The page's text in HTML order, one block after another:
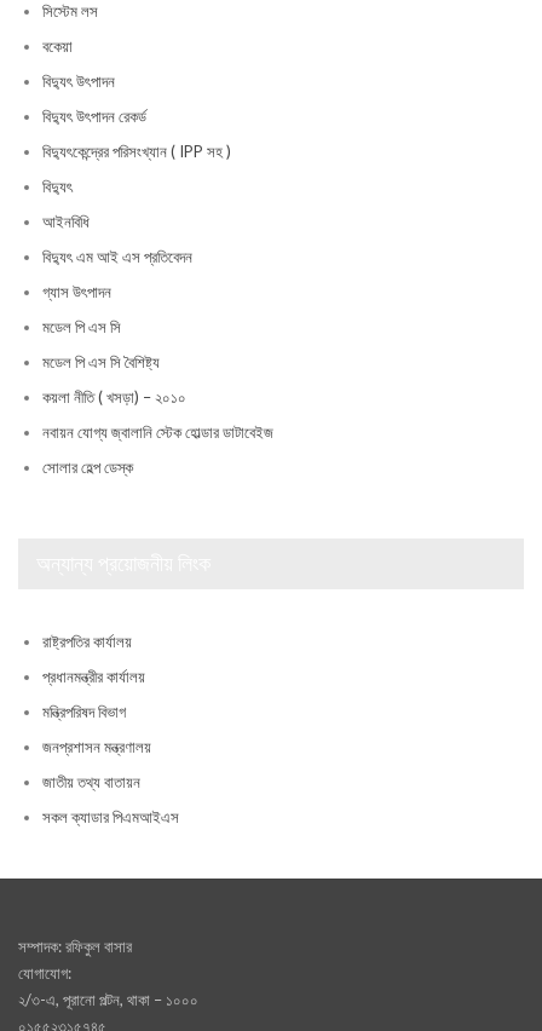
সিস্টেম লস
বকেয়া
বিদ্যুৎ উৎপাদন
বিদ্যুৎ উৎপাদন রেকর্ড
বিদ্যুৎকেন্দ্রের পরিসংখ্যান ( IPP সহ )
বিদ্যুৎ
আইনবিধি
বিদ্যুৎ এম আই এস প্রতিবেদন
গ্যাস উৎপাদন
মডেল পি এস সি
মডেল পি এস সি বৈশিষ্ট্য
কয়লা নীতি ( খসড়া) – ২০১০
নবায়ন যোগ্য জ্বালানি স্টেক হোল্ডার ডাটাবেইজ
সোলার হেল্প ডেস্ক
রাষ্ট্রপতির কার্যালয়
প্রধানমন্ত্রীর কার্যালয়
মন্ত্রিপরিষদ বিভাগ
জনপ্রশাসন মন্ত্রণালয়
জাতীয় তথ্য বাতায়ন
সকল ক্যাডার পিএমআইএস
সম্পাদক: রফিকুল বাসার
যোগাযোগ:
২/৩-এ, পূরানো পল্টন, থাকা – ১০০০
০১৫৫২৩১৫৭৪৫